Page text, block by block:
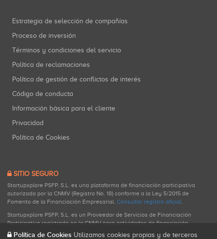
Estrategia de selección de compañías
Proceso de inversión
Términos y condiciones del servicio
Política de reclamaciones
Política de gestión de conflictos de interés
Código de conducta
Información básica para el cliente
Privacidad
Política de Cookies
SITIO SEGURO
Startupxplore PSFP, S.L. es una plataforma de financiación participativa
autorizada por la CNMV (Registro No. 18) conforme a la Ley 5/2015 de
Fomento de la Financiación Empresarial. Consultar registro oficial.
Startupxplore PSFP, S.L. es un Proveedor de Servicios de Financiación
Participativa registrado en la CNMV para actividades de financiación
participativa.
Política de Cookies Utilizamos cookies propias y de terceros